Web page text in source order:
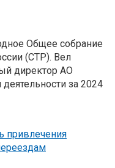
Общее собрание
(СТР). Вел
директор АО
за 2024